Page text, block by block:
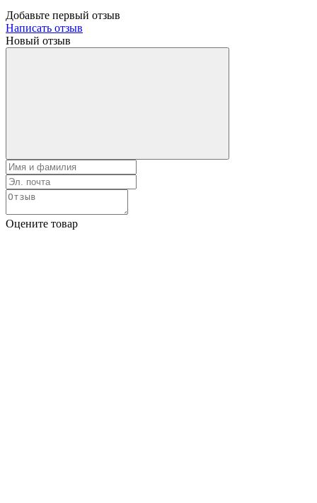
Добавьте первый отзыв
Написать отзыв
Новый отзыв
Оцените товар